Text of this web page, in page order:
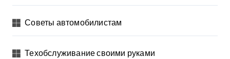
Советы автомобилистам
Техобслуживание своими руками